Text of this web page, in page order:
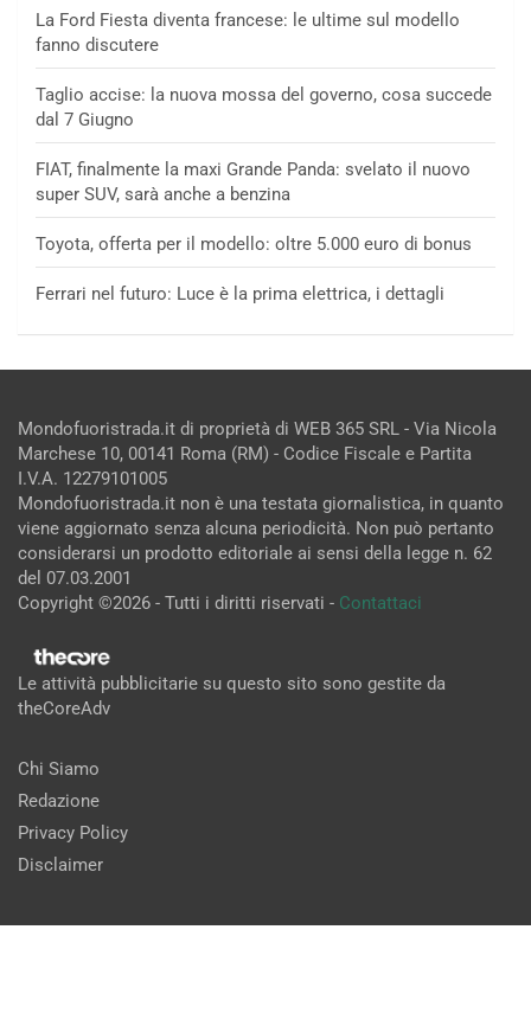
La Ford Fiesta diventa francese: le ultime sul modello
fanno discutere
Taglio accise: la nuova mossa del governo, cosa succede
dal 7 Giugno
FIAT, finalmente la maxi Grande Panda: svelato il nuovo
super SUV, sarà anche a benzina
Toyota, offerta per il modello: oltre 5.000 euro di bonus
Ferrari nel futuro: Luce è la prima elettrica, i dettagli
Mondofuoristrada.it di proprietà di WEB 365 SRL - Via Nicola
Marchese 10, 00141 Roma (RM) - Codice Fiscale e Partita
I.V.A. 12279101005
Mondofuoristrada.it non è una testata giornalistica, in quanto
viene aggiornato senza alcuna periodicità. Non può pertanto
considerarsi un prodotto editoriale ai sensi della legge n. 62
del 07.03.2001
Copyright ©2026 - Tutti i diritti riservati - Contattaci
Le attività pubblicitarie su questo sito sono gestite da
theCoreAdv
Chi Siamo
Redazione
Privacy Policy
Disclaimer